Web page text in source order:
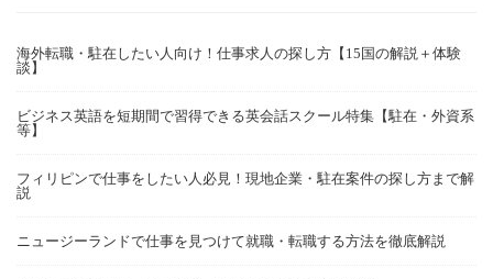
海外転職・駐在したい人向け！仕事求人の探し方【15国の解説＋体験
談】
ビジネス英語を短期間で習得できる英会話スクール特集【駐在・外資系
等】
フィリピンで仕事をしたい人必見！現地企業・駐在案件の探し方まで解
説
ニュージーランドで仕事を見つけて就職・転職する方法を徹底解説